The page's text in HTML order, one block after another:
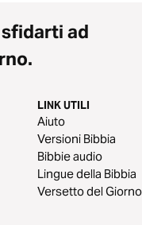
ad
LINK UTILI
Aiuto
Versioni Bibbia
Bibbie audio
Lingue della Bibbia
Versetto del Giorno